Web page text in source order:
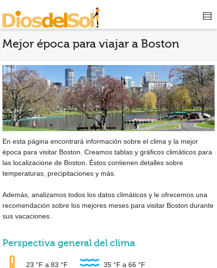
Mejor época para viajar a Boston
En esta página encontrará información sobre el clima y la mejor
época para visitar Boston. Creamos tablas y gráficos climáticos para
las localizacione de Boston. Éstos contienen detalles sobre
temperaturas, precipitaciones y más.
Además, analizamos todos los datos climáticos y le ofrecemos una
recomendación sobre los mejores meses para visitar Boston durante
sus vacaciones.
Perspectiva general del clima
23 °F a 83 °F 35 °F a 66 °F